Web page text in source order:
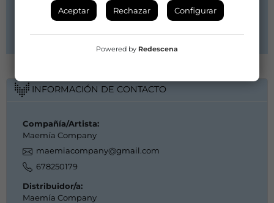
Distribuidor/a:
Maemía Company
INFORMACIÓN DE CONTACTO
Compañía/Artista:
Maemía Company
maemiacompany@gmail.com
678250179
Distribuidor/a:
Maemía Company
Aceptar Rechazar Configurar
Powered by Redescena